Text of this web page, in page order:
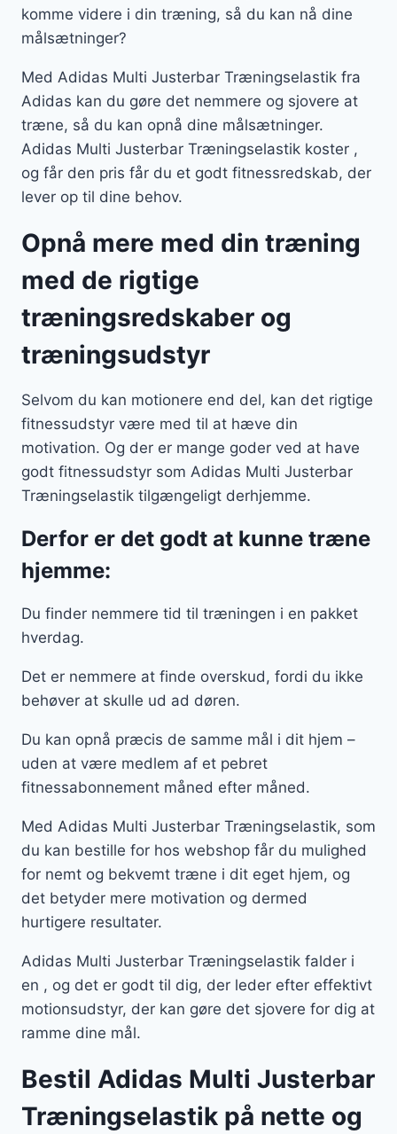
komme videre i din træning, så du kan nå dine
målsætninger?
Med Adidas Multi Justerbar Træningselastik fra
Adidas kan du gøre det nemmere og sjovere at
træne, så du kan opnå dine målsætninger.
Adidas Multi Justerbar Træningselastik koster ,
og får den pris får du et godt fitnessredskab, der
lever op til dine behov.
Opnå mere med din træning
med de rigtige
træningsredskaber og
træningsudstyr
Selvom du kan motionere end del, kan det rigtige
fitnessudstyr være med til at hæve din
motivation. Og der er mange goder ved at have
godt fitnessudstyr som Adidas Multi Justerbar
Træningselastik tilgængeligt derhjemme.
Derfor er det godt at kunne træne
hjemme:
Du finder nemmere tid til træningen i en pakket
hverdag.
Det er nemmere at finde overskud, fordi du ikke
behøver at skulle ud ad døren.
Du kan opnå præcis de samme mål i dit hjem –
uden at være medlem af et pebret
fitnessabonnement måned efter måned.
Med Adidas Multi Justerbar Træningselastik, som
du kan bestille for hos webshop får du mulighed
for nemt og bekvemt træne i dit eget hjem, og
det betyder mere motivation og dermed
hurtigere resultater.
Adidas Multi Justerbar Træningselastik falder i
en , og det er godt til dig, der leder efter effektivt
motionsudstyr, der kan gøre det sjovere for dig at
ramme dine mål.
Bestil Adidas Multi Justerbar
Træningselastik på nette og